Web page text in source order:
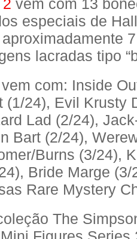
vem com 13
especiais de
lacradas tipo
com: Inside
(1/24), Evil Krusty
Lad (2/24),
Bart (2/24),
Burns (3/24),
Bride Marge (3/
Rare Mystery
The